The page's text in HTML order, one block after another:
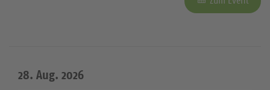
28. Aug. 2026